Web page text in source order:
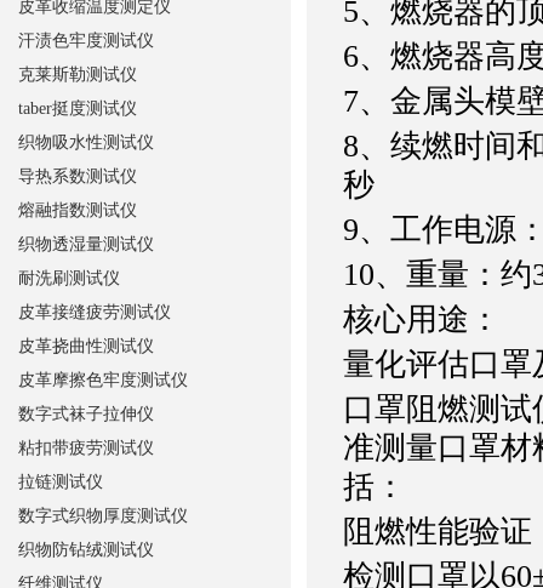
5、燃烧器的
6、燃烧器高
7、金属头模
8、续燃时间
秒
9、工作电源
10、重量：约
核心用途：
量化评估口罩
口罩阻燃测
准测量口罩
括：
阻燃性能验证
检测口罩以
皮革收缩温度测定仪
汗渍色牢度测试仪
克莱斯勒测试仪
taber挺度测试仪
织物吸水性测试仪
导热系数测试仪
熔融指数测试仪
织物透湿量测试仪
耐洗刷测试仪
皮革接缝疲劳测试仪
皮革挠曲性测试仪
皮革摩擦色牢度测试仪
数字式袜子拉伸仪
粘扣带疲劳测试仪
拉链测试仪
数字式织物厚度测试仪
织物防钻绒测试仪
纤维测试仪